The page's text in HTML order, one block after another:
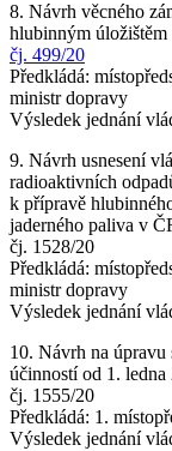
8. Návrh věcného
hlubinným
čj. 499/20
Předkládá:
ministr dopravy
Výsledek jednání
9. Návrh usnesení
radioaktivních
k přípravě
jaderného paliva v
čj. 1528/20
Předkládá:
ministr dopravy
Výsledek jednání
10. Návrh na úpravu
účinností od 1. ledna
čj. 1555/20
Předkládá: 1.
Výsledek jednání